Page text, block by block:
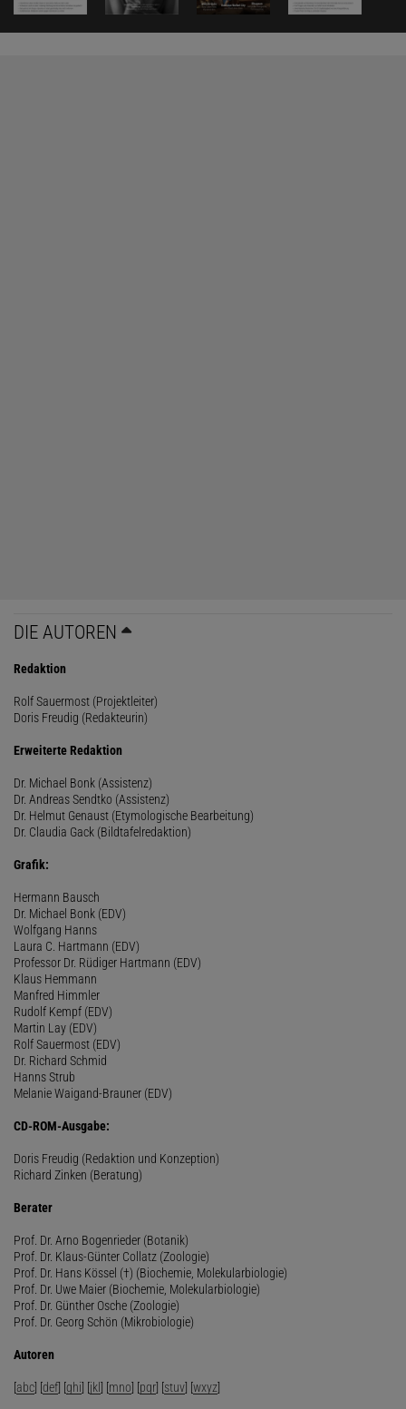
DIE AUTOREN
Redaktion
Rolf Sauermost (Projektleiter)
Doris Freudig (Redakteurin)
Erweiterte Redaktion
Dr. Michael Bonk (Assistenz)
Dr. Andreas Sendtko (Assistenz)
Dr. Helmut Genaust (Etymologische Bearbeitung)
Dr. Claudia Gack (Bildtafelredaktion)
Grafik:
Hermann Bausch
Dr. Michael Bonk (EDV)
Wolfgang Hanns
Laura C. Hartmann (EDV)
Professor Dr. Rüdiger Hartmann (EDV)
Klaus Hemmann
Manfred Himmler
Rudolf Kempf (EDV)
Martin Lay (EDV)
Rolf Sauermost (EDV)
Dr. Richard Schmid
Hanns Strub
Melanie Waigand-Brauner (EDV)
CD-ROM-Ausgabe:
Doris Freudig (Redaktion und Konzeption)
Richard Zinken (Beratung)
Berater
Prof. Dr. Arno Bogenrieder (Botanik)
Prof. Dr. Klaus-Günter Collatz (Zoologie)
Prof. Dr. Hans Kössel (†) (Biochemie, Molekularbiologie)
Prof. Dr. Uwe Maier (Biochemie, Molekularbiologie)
Prof. Dr. Günther Osche (Zoologie)
Prof. Dr. Georg Schön (Mikrobiologie)
Autoren
[abc] [def] [ghi] [jkl] [mno] [pqr] [stuv] [wxyz]